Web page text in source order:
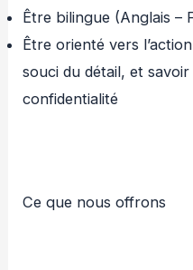
Être bilingue (Anglais –
Être orienté vers
souci du détail, et
confidentialité
Ce que nous offrons